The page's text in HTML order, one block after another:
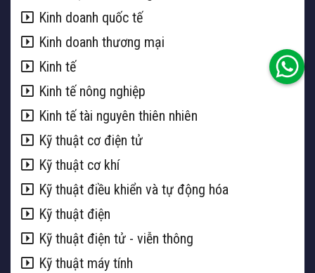
Kinh doanh quốc tế
Kinh doanh thương mại
Kinh tế
Kinh tế nông nghiệp
Kinh tế tài nguyên thiên nhiên
Kỹ thuật cơ điện tử
Kỹ thuật cơ khí
Kỹ thuật điều khiển và tự động hóa
Kỹ thuật điện
Kỹ thuật điện tử - viễn thông
Kỹ thuật máy tính